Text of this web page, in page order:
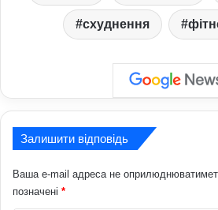
схуднення
Залишити відповідь
Ваша e-mail адреса не
позначені *